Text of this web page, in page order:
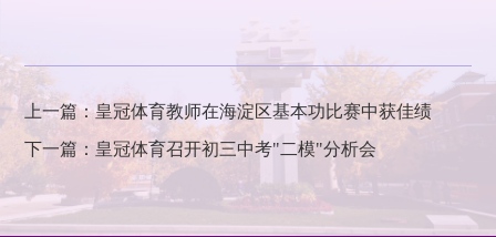
上一篇：皇冠体育教师在海淀区基本功比赛中获佳绩
下一篇：皇冠体育召开初三中考"二模"分析会